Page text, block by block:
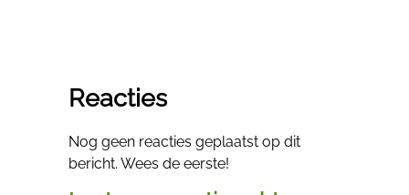
Reacties
Nog geen reacties geplaatst op dit
bericht. Wees de eerste!